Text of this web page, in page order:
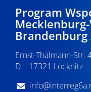
Program
Brandenburg
Ernst-Thälmann-Str.
D – 17321 Löcknitz